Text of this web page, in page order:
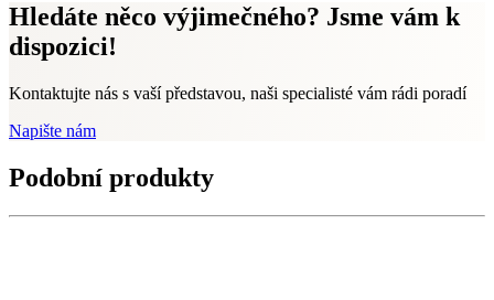
Hledáte něco výjimečného? Jsme vám k
dispozici!
Kontaktujte nás s vaší představou, naši specialisté vám rádi poradí
Napište nám
Podobní produkty